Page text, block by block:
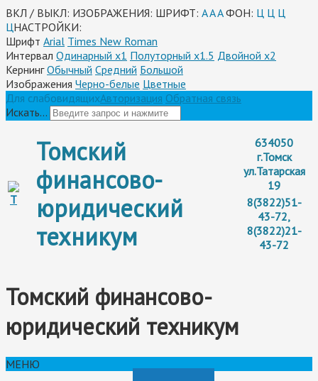
ВКЛ / ВЫКЛ: ИЗОБРАЖЕНИЯ: ШРИФТ: AAA ФОН: Ц Ц Ц
ЦНАСТРОЙКИ:
Шрифт Arial Times New Roman
Интервал Одинарный х1 Полуторный х1.5 Двойной х2
КернингОбычный Средний Большой
Изображения Черно-белые Цветные
Для слабовидящихАвторизация Обратная связь
Искать...
Томский
финансово-
юридический
техникум
634050
г.Томск
ул.Татарская
19
8(3822)51-
43-72,
8(3822)21-
43-72
Томский финансово-
юридический техникум
МЕНЮ